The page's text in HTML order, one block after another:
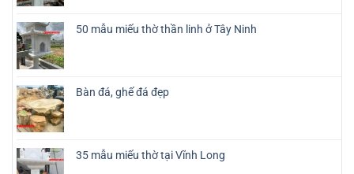
50 mẫu miếu thờ thần linh ở Tây Ninh
Bàn đá, ghế đá đẹp
35 mẫu miếu thờ tại Vĩnh Long